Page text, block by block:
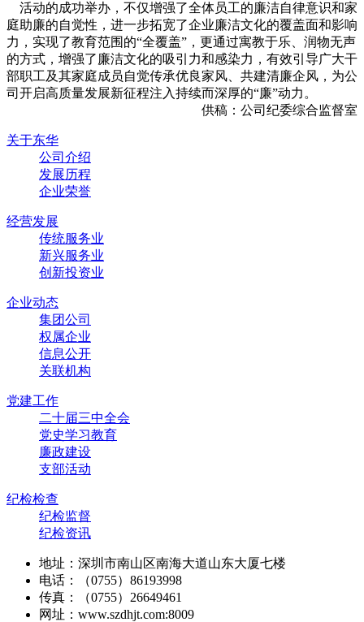
活动的成功举办，不仅增强了全体员工的廉洁自律意识和家
庭助廉的自觉性，进一步拓宽了企业廉洁文化的覆盖面和影响
力，实现了教育范围的“全覆盖”，更通过寓教于乐、润物无声
的方式，增强了廉洁文化的吸引力和感染力，有效引导广大干
部职工及其家庭成员自觉传承优良家风、共建清廉企风，为公
司开启高质量发展新征程注入持续而深厚的“廉”动力。
供稿：公司纪委综合监督室
关于东华
公司介绍
发展历程
企业荣誉
经营发展
传统服务业
新兴服务业
创新投资业
企业动态
集团公司
权属企业
信息公开
关联机构
党建工作
二十届三中全会
党史学习教育
廉政建设
支部活动
纪检检查
纪检监督
纪检资讯
地址：深圳市南山区南海大道山东大厦七楼
电话：（0755）86193998
传真：（0755）26649461
网址：www.szdhjt.com:8009